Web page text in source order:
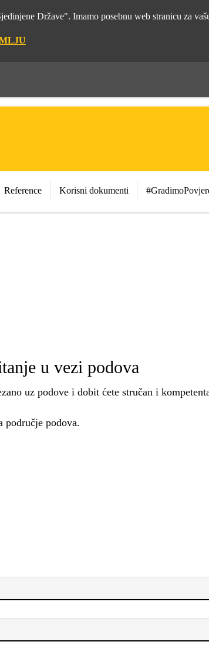
Države". Imamo posebnu web stranicu za
Reference Korisni dokumenti
u vezi podova
uz podove i dobit ćete stručan i
područje podova.